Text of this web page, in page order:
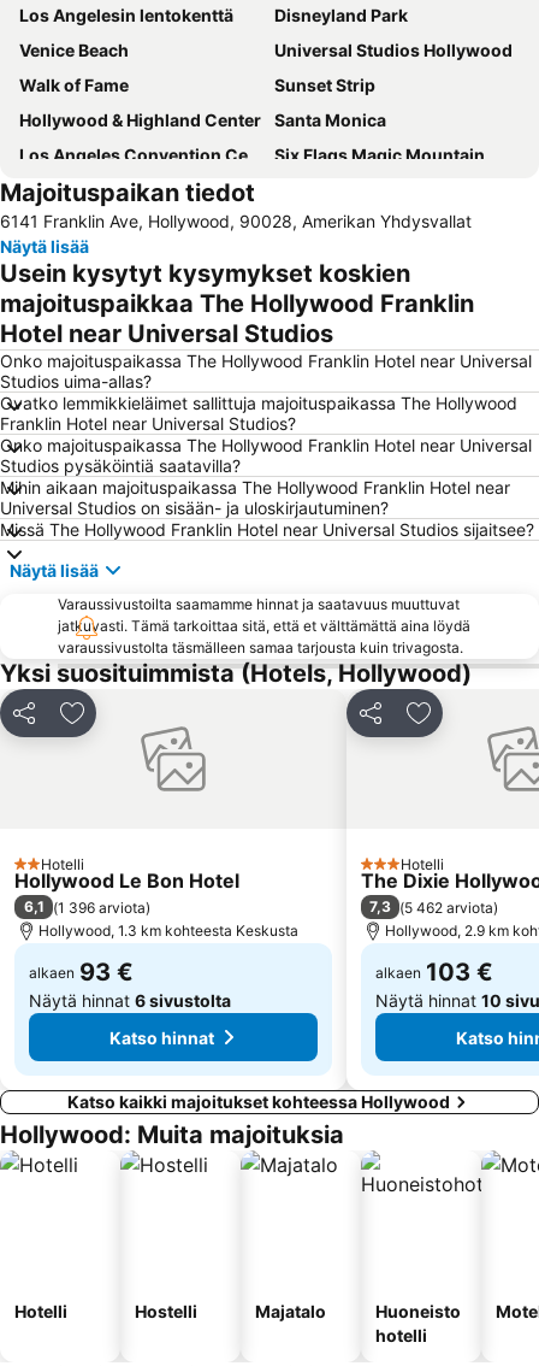
Los Angelesin lentokenttä
Disneyland Park
Venice Beach
Universal Studios Hollywood
Walk of Fame
Sunset Strip
Hollywood & Highland Center
Santa Monica
Los Angeles Convention Center
Six Flags Magic Mountain
Hollywood Sign
Chinatown
Pier Santa Monica
The Original Farmers Market
Beverly Center
Rodeo Drive
Airport Long Beach
Disney's California Adventure Malibu
Queen Mary
Griffith Observatory
Warner Bros Studio Tour
Mulholland Drive
Los Angeles Memorial Coliseum
Paramount Pictures Studio Tour
La Brea Tar Pits
Petersen Automotive Museum
Griffith Park
Walt Disney Concert Hall
Natural History Museum of Los Angeles County
Hollywood Burbank Airport
Trevos at Hilton Pasadena
Hollywood Bowl
E-Garden
Los Feliz Municipal Golf Course
Angelus Temple
Nokia Plaza
Angels Flight
Union Station Los Angeles
Downtown Los Angeles
The Bistro at Courtyard Marriott
Port of Los Angeles
Majoituspaikan tiedot
6141 Franklin Ave, Hollywood, 90028, Amerikan Yhdysvallat
Näytä lisää
Usein kysytyt kysymykset koskien
majoituspaikkaa The Hollywood Franklin
Hotel near Universal Studios
Onko majoituspaikassa The Hollywood Franklin Hotel near Universal
Studios uima-allas?
Ovatko lemmikkieläimet sallittuja majoituspaikassa The Hollywood
Franklin Hotel near Universal Studios?
Onko majoituspaikassa The Hollywood Franklin Hotel near Universal
Studios pysäköintiä saatavilla?
Mihin aikaan majoituspaikassa The Hollywood Franklin Hotel near
Universal Studios on sisään- ja uloskirjautuminen?
Missä The Hollywood Franklin Hotel near Universal Studios sijaitsee?
Näytä lisää
Varaussivustoilta saamamme hinnat ja saatavuus muuttuvat
jatkuvasti. Tämä tarkoittaa sitä, että et välttämättä aina löydä
varaussivustolta täsmälleen samaa tarjousta kuin trivagosta.
Yksi suosituimmista (Hotels, Hollywood)
Jaa Lisää suosikkeihin
2 Tähtiluokitus
Hotelli
Hollywood Le Bon Hotel
6,1 (1 396 arviota)
Hollywood, 1.3 km kohteesta Keskusta
alkaen 93 €
Näytä hinnat 6 sivustolta
Katso hinnat
Jaa Lisää
3 Tähtiluokitus
Hotelli
The Dixie
7,3 (5 462 arviota)
Hollywood, 2.9 km
alkaen 103 €
Näytä hinnat 10
Katso
Katso kaikki majoitukset kohteessa Hollywood
Hollywood: Muita majoituksia
Hotelli Hostelli Majatalo
Huoneisto
hotelli